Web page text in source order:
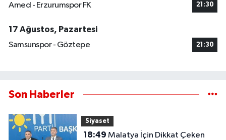
Amed - Erzurumspor FK 21:30
17 Ağustos, Pazartesi
Samsunspor - Göztepe
21:30
Son Haberler
Siyaset
18:49